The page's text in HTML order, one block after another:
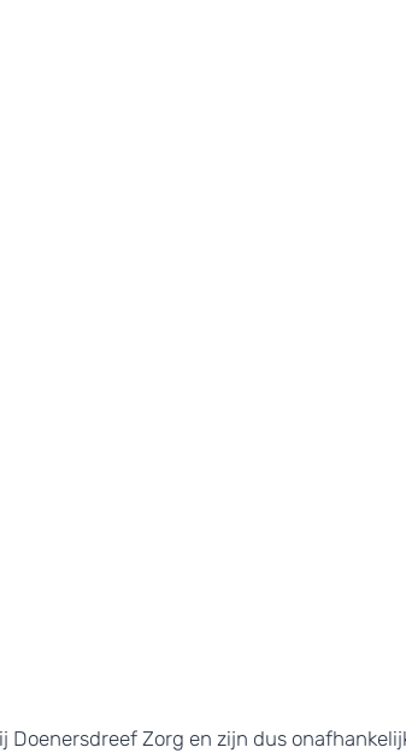
Zorg en zijn dus